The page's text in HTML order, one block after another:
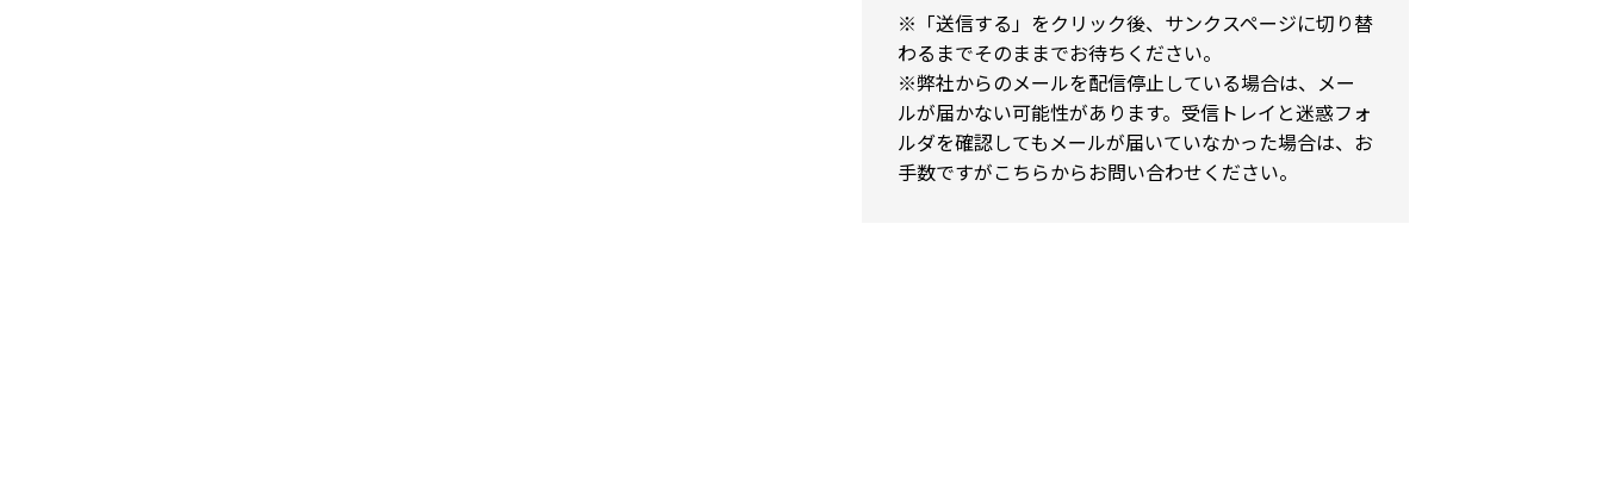
※「送信する」をクリック後、サンクスページに切り替
わるまでそのままでお待ちください。
※弊社からのメールを配信停止している場合は、メー
ルが届かない可能性があります。受信トレイと迷惑フォ
ルダを確認してもメールが届いていなかった場合は、お
手数ですがこちらからお問い合わせください。